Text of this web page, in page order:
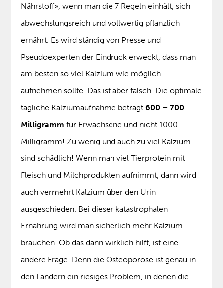
Nährstoff», wenn man die 7 Regeln einhält, sich
abwechslungsreich und vollwertig pflanzlich
ernährt. Es wird ständig von Presse und
Pseudoexperten der Eindruck erweckt, dass man
am besten so viel Kalzium wie möglich
aufnehmen sollte. Das ist aber falsch. Die optimale
tägliche Kalziumaufnahme beträgt600 – 700
Milligramm für Erwachsene und nicht 1000
Milligramm! Zu wenig und auch zu viel Kalzium
sind schädlich! Wenn man viel Tierprotein mit
Fleisch und Milchprodukten aufnimmt, dann wird
auch vermehrt Kalzium über den Urin
ausgeschieden. Bei dieser katastrophalen
Ernährung wird man sicherlich mehr Kalzium
brauchen. Ob das dann wirklich hilft, ist eine
andere Frage. Denn die Osteoporose ist genau in
den Ländern ein riesiges Problem, in denen die